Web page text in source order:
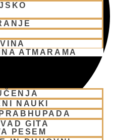
ATMARAMA
NAUKI
GITA
PESEM